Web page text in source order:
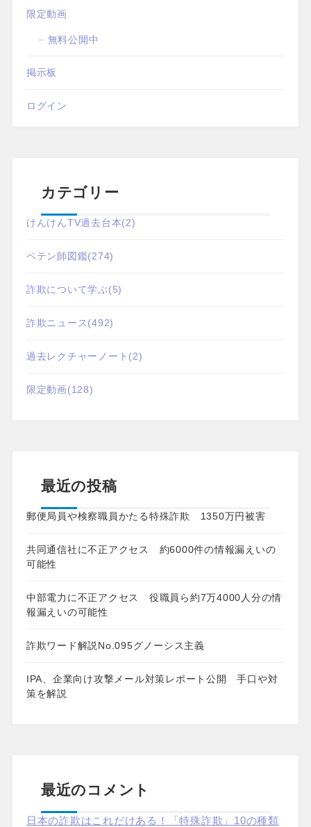
限定動画
無料公開中
掲示板
ログイン
カテゴリー
けんけんTV過去台本(2)
ペテン師図鑑(274)
詐欺について学ぶ(5)
詐欺ニュース(492)
過去レクチャーノート (2)
限定動画(128)
最近の投稿
郵便局員や検察職員かたる特殊詐欺 1350万円被害
共同通信社に不正アクセス 約6000件の情報漏えいの
可能性
中部電力に不正アクセス 役職員ら約7万4000人分の情
報漏えいの可能性
詐欺ワード解説No.095グノーシス主義
IPA、企業向け攻撃メール対策レポート公開 手口や対
策を解説
最近のコメント
日本の詐欺はこれだけある！「特殊詐欺」10の種類